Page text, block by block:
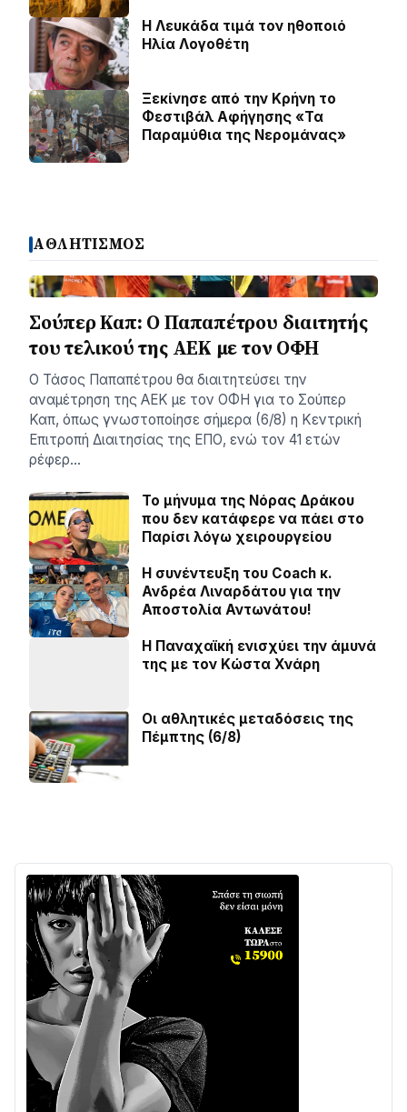
Η Λευκάδα τιμά τον ηθοποιό
Ηλία Λογοθέτη
Ξεκίνησε από την Κρήνη το
Φεστιβάλ Αφήγησης «Τα
Παραμύθια της Νερομάνας»
ΑΘΛΗΤΙΣΜΟΣ
Σούπερ Καπ: Ο Παπαπέτρου διαιτητής
του τελικού της ΑΕΚ με τον ΟΦΗ
Ο Τάσος Παπαπέτρου θα διαιτητεύσει την
αναμέτρηση της ΑΕΚ με τον ΟΦΗ για το Σούπερ
Καπ, όπως γνωστοποίησε σήμερα (6/8) η Κεντρική
Επιτροπή Διαιτησίας της ΕΠΟ, ενώ τον 41 ετών
ρέφερ…
Το μήνυμα της Νόρας Δράκου
που δεν κατάφερε να πάει στο
Παρίσι λόγω χειρουργείου
H συνέντευξη του Coach κ.
Ανδρέα Λιναρδάτου για την
Αποστολία Αντωνάτου!
Η Παναχαϊκή ενισχύει την άμυνά
της με τον Κώστα Χνάρη
Οι αθλητικές μεταδόσεις της
Πέμπτης (6/8)